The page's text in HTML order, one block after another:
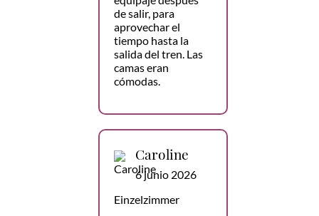
de salir, para
aprovechar el
tiempo hasta la
salida del tren. Las
camas eran
cómodas.
Caroline
6 junio 2026
Einzelzimmer